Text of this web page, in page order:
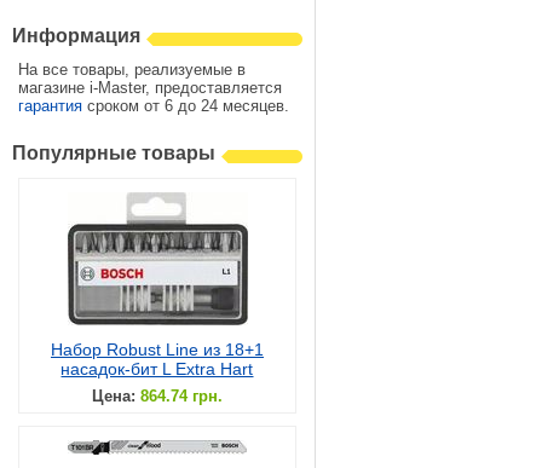
Информация
На все товары, реализуемые в
магазине i-Master, предоставляется
гарантия сроком от 6 до 24 месяцев.
Популярные товары
Набор Robust Line из 18+1
насадок-бит L Extra Hart
Цена: 864.74 грн.